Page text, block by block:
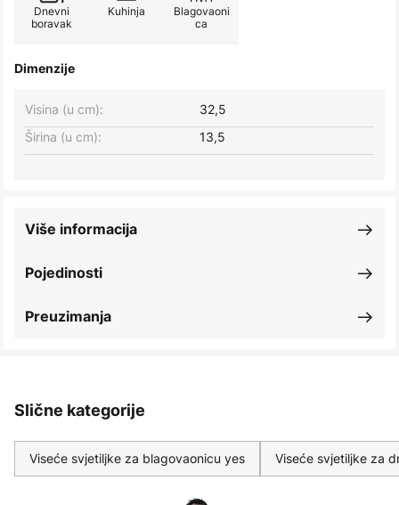
Dnevni
boravak
Kuhinja
Blagovaoni
ca
Dimenzije
Širina (u cm): 13,5
Visina (u cm): 32,5
Pojedinosti
Više informacija
Preuzimanja
Slične kategorije
Viseće svjetiljke za blagovaonicu yes Viseće svjetiljke za